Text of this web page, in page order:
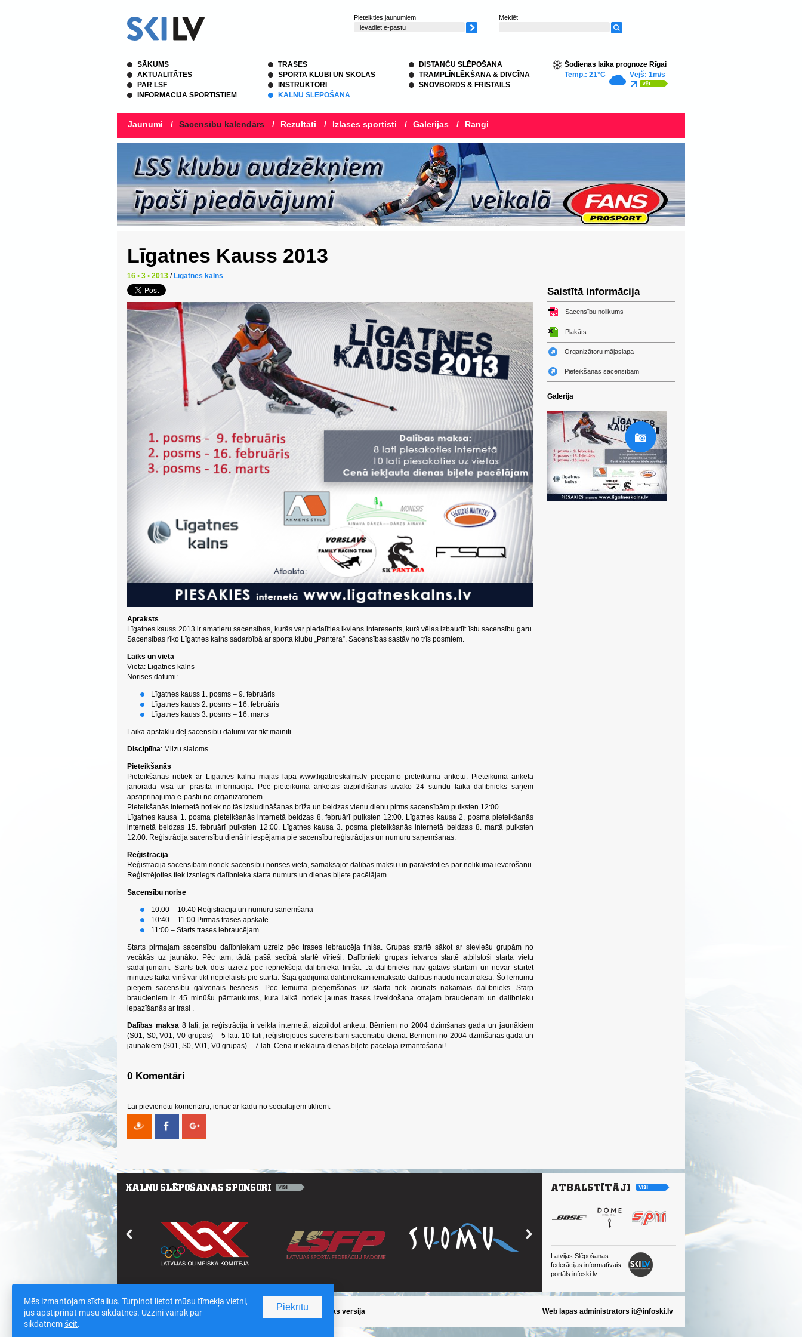
Pieteikties jaunumiem Meklēt
SĀKUMS
AKTUALITĀTES
PAR LSF
INFORMĀCIJA SPORTISTIEM
TRASES
SPORTA KLUBI UN SKOLAS
INSTRUKTORI
KALNU SLĒPOŠANA
DISTANČU SLĒPOŠANA
TRAMPLĪNLĒKŠANA & DIVCĪŅA
SNOVBORDS & FRĪSTAILS
Šodienas laika prognoze Rīgai
Temp.: 21°C
Vējš: 1m/s
Jaunumi / Sacensību kalendārs / Rezultāti / Izlases sportisti / Galerijas / Rangi
Līgatnes Kauss 2013
16 • 3 • 2013 / Līgatnes kalns
Apraksts
Līgatnes kauss 2013 ir amatieru sacensības, kurās var piedalīties ikviens interesents, kurš vēlas izbaudīt īstu sacensību garu.
Sacensības rīko Līgatnes kalns sadarbībā ar sporta klubu „Pantera”. Sacensības sastāv no trīs posmiem.
Laiks un vieta
Vieta: Līgatnes kalns
Norises datumi:
Līgatnes kauss 1. posms – 9. februāris
Līgatnes kauss 2. posms – 16. februāris
Līgatnes kauss 3. posms – 16. marts
Laika apstākļu dēļ sacensību datumi var tikt mainīti.
Disciplīna: Milzu slaloms
Pieteikšanās
Pieteikšanās notiek ar Līgatnes kalna mājas lapā www.ligatneskalns.lv pieejamo pieteikuma anketu. Pieteikuma anketā
jānorāda visa tur prasītā informācija. Pēc pieteikuma anketas aizpildīšanas tuvāko 24 stundu laikā dalībnieks saņem
apstiprinājuma e-pastu no organizatoriem.
Pieteikšanās internetā notiek no tās izsludināšanas brīža un beidzas vienu dienu pirms sacensībām pulksten 12:00.
Līgatnes kausa 1. posma pieteikšanās internetā beidzas 8. februārī pulksten 12:00. Līgatnes kausa 2. posma pieteikšanās
internetā beidzas 15. februārī pulksten 12:00. Līgatnes kausa 3. posma pieteikšanās internetā beidzas 8. martā pulksten
12:00. Reģistrācija sacensību dienā ir iespējama pie sacensību reģistrācijas un numuru saņemšanas.
Reģistrācija
Reģistrācija sacensībām notiek sacensību norises vietā, samaksājot dalības maksu un parakstoties par nolikuma ievērošanu.
Reģistrējoties tiek izsniegts dalībnieka starta numurs un dienas biļete pacēlājam.
Sacensību norise
10:00 – 10:40 Reģistrācija un numuru saņemšana
10:40 – 11:00 Pirmās trases apskate
11:00 – Starts trases iebraucējam.
Starts pirmajam sacensību dalībniekam uzreiz pēc trases iebraucēja finiša. Grupas startē sākot ar sieviešu grupām no
vecākās uz jaunāko. Pēc tam, tādā pašā secībā startē vīrieši. Dalībnieki grupas ietvaros startē atbilstoši starta vietu
sadalījumam. Starts tiek dots uzreiz pēc iepriekšējā dalībnieka finiša. Ja dalībnieks nav gatavs startam un nevar startēt
minūtes laikā viņš var tikt nepielaists pie starta. Šajā gadījumā dalībniekam iemaksāto dalības naudu neatmaksā. Šo lēmumu
pieņem sacensību galvenais tiesnesis. Pēc lēmuma pieņemšanas uz starta tiek aicināts nākamais dalībnieks. Starp
braucieniem ir 45 minūšu pārtraukums, kura laikā notiek jaunas trases izveidošana otrajam braucienam un dalībnieku
iepazīšanās ar trasi .
Dalības maksa 8 lati, ja reģistrācija ir veikta internetā, aizpildot anketu. Bērniem no 2004 dzimšanas gada un jaunākiem
(S01, S0, V01, V0 grupas) – 5 lati. 10 lati, reģistrējoties sacensībām sacensību dienā. Bērniem no 2004 dzimšanas gada un
jaunākiem (S01, S0, V01, V0 grupas) – 7 lati. Cenā ir iekļauta dienas biļete pacēlāja izmantošanai!
0 Komentāri
Lai pievienotu komentāru, ienāc ar kādu no sociālajiem tīkliem:
Saistītā informācija
Sacensību nolikums
Plakāts
Organizātoru mājaslapa
Pieteikšanās sacensībām
Galerija
Latvijas Slēpošanas
federācijas informatīvais
portāls infoski.lv
Saites / Sīkdatnes un datu drošības politika / Iepriekšējā lapas versija Web lapas administrators it@infoski.lv
Mēs izmantojam sīkfailus. Turpinot lietot mūsu tīmekļa vietni,
jūs apstiprināt mūsu sīkdatnes. Uzzini vairāk par
sīkdatnēmšeit.
Piekrītu